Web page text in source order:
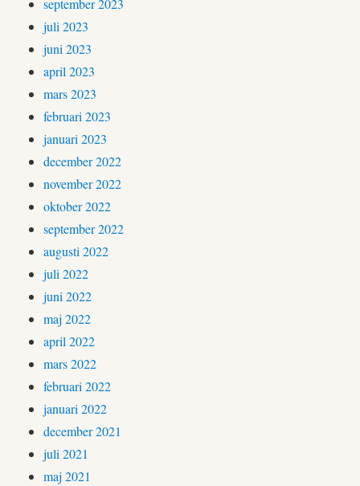
september 2023
juli 2023
juni 2023
april 2023
mars 2023
februari 2023
januari 2023
december 2022
november 2022
oktober 2022
september 2022
augusti 2022
juli 2022
juni 2022
maj 2022
april 2022
mars 2022
februari 2022
januari 2022
december 2021
juli 2021
maj 2021